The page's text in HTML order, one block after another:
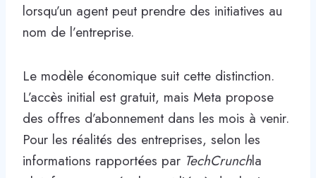
lorsqu’un agent peut prendre des initiatives au
nom de l’entreprise.
Le modèle économique suit cette distinction.
L’accès initial est gratuit, mais Meta propose
des offres d’abonnement dans les mois à venir.
Pour les réalités des entreprises, selon les
informations rapportées par TechCrunchla